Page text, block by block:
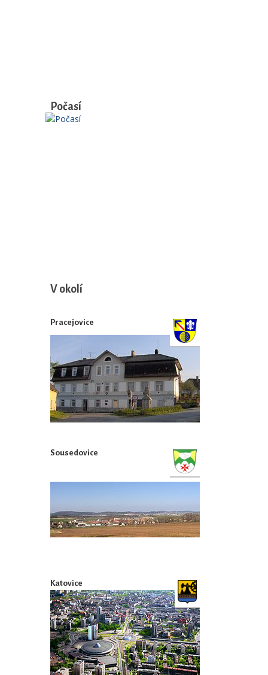
Počasí
V okolí
Pracejovice
Sousedovice
Katovice